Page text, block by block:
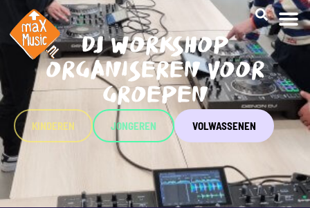
DJ WORKSHOP
ORGANISEREN VOOR
GROEPEN
KINDEREN JONGEREN VOLWASSENEN